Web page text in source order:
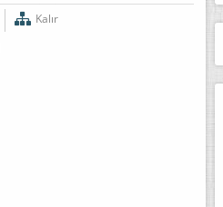
Kalır